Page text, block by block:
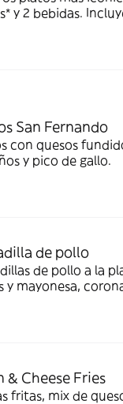
y 2 bebidas.
San Fernando
con quesos
y pico de gallo.
de pollo
de pollo a la
y mayonesa,
& Cheese Fries
fritas, mix de